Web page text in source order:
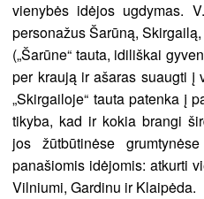
vienybės idėjos ugdymas.
personažus Šarūną,
(„Šarūne“ tauta, idiliškai
per kraują ir ašaras suaugti į
„Skirgailoje“ tauta patenka į
tikyba, kad ir kokia brangi
jos žūtbūtinėse
panašiomis idėjomis: atkurti
Vilniumi, Gardinu ir Klaipėda.